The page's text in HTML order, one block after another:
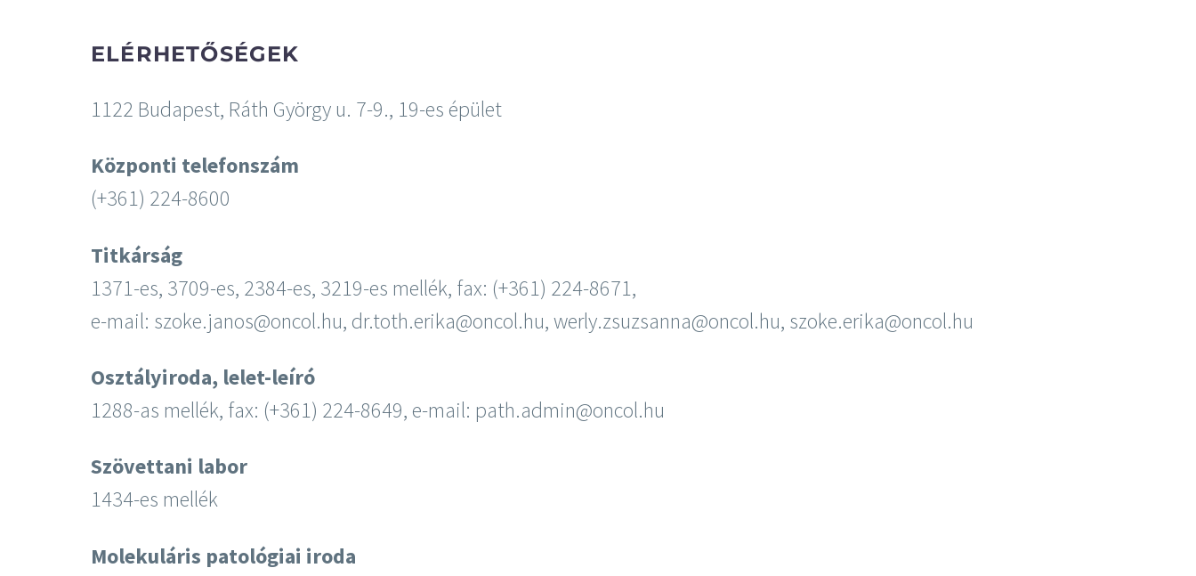
ELÉRHETŐSÉGEK
1122 Budapest, Ráth György u. 7-9., 19-es épület
Központi telefonszám
(+361) 224-8600
Titkárság
1371-es, 3709-es, 2384-es, 3219-es mellék, fax: (+361) 224-8671,
e-mail: szoke.janos@oncol.hu, dr.toth.erika@oncol.hu, werly.zsuzsanna@oncol.hu, szoke.erika@oncol.hu
Osztályiroda, lelet-leíró
1288-as mellék, fax: (+361) 224-8649, e-mail: path.admin@oncol.hu
Szövettani labor
1434-es mellék
Molekuláris patológiai iroda